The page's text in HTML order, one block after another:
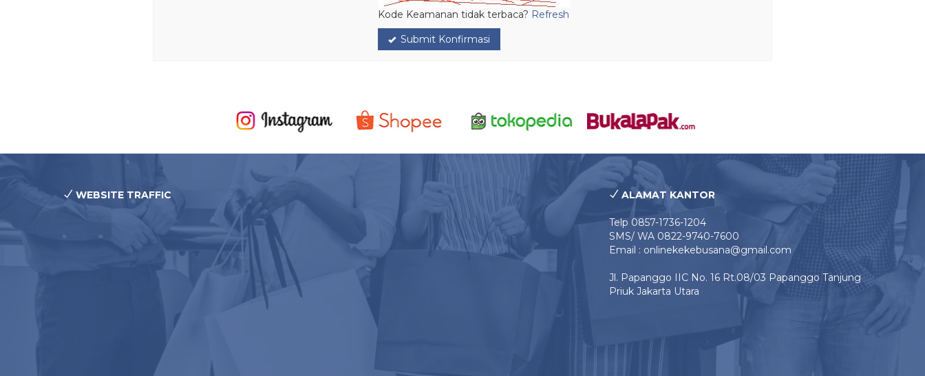
Kode Keamanan tidak terbaca? Refresh
Submit Konfirmasi
WEBSITE TRAFFIC ALAMAT KANTOR
Telp 0857-1736-1204
SMS/ WA 0822-9740-7600
Email : onlinekekebusana@gmail.com
Jl. Papanggo IIC No. 16 Rt.08/03 Papanggo Tanjung
Priuk Jakarta Utara